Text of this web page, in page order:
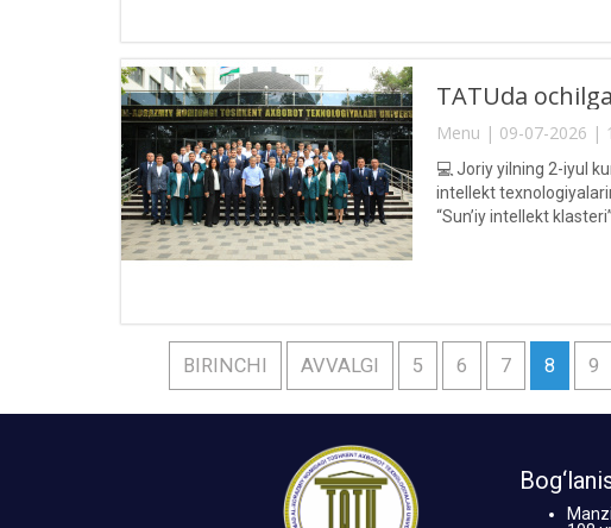
TATUda
Menu | 09-07-2026 |
💻 Joriy yilning 2-iyul
intellekt
“Sun’iy intellekt
BIRINCHI AVVALGI 5 6 7 8 9